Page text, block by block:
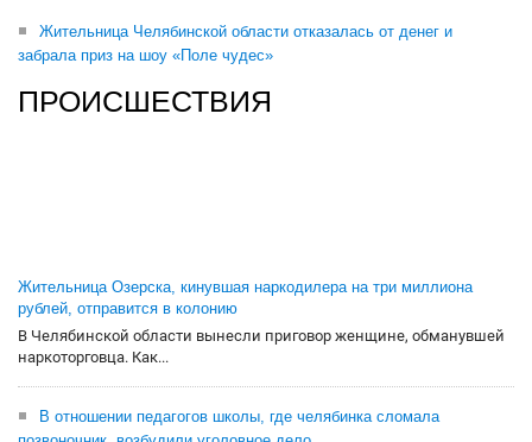
Жительница Челябинской области отказалась от денег и
забрала приз на шоу «Поле чудес»
ПРОИСШЕСТВИЯ
Жительница Озерска, кинувшая наркодилера на три миллиона
рублей, отправится в колонию
В Челябинской области вынесли приговор женщине, обманувшей
наркоторговца. Как...
В отношении педагогов школы, где челябинка сломала